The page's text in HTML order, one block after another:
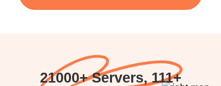
21000+ Servers, 111+